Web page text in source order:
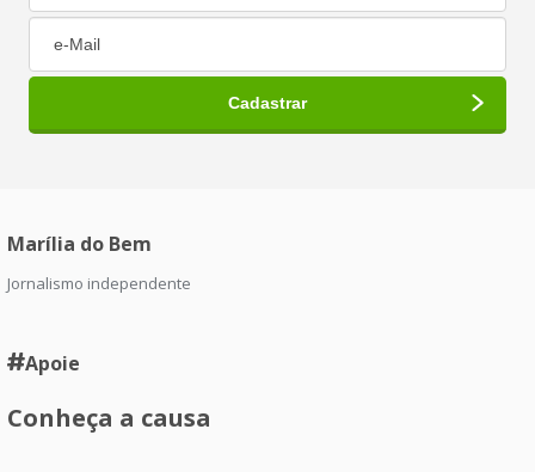
Marília do Bem
Jornalismo independente
Apoie
Conheça a causa